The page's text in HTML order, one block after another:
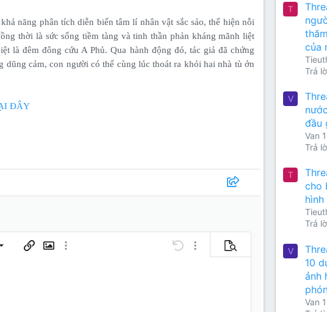
năng phân tích diễn biến tâm lí nhân vật sắc sảo, thể hiện nỗi
thời là sức sống tiềm tàng và tinh thần phản kháng mãnh liệt
là đêm đông cứu A Phủ. Qua hành động đó, tác giả đã chứng
cảm, con người có thể cùng lúc thoát ra khỏi hai nhà tù ớn
ĐÂY
có thứ tự
format
Chèn liên kết
Chèn hình ảnh
Thêm tùy chọn… Undo Thêm tùy chọn…
Xem trước
T
của
Trả
V
đầu
Van
Trả
T
cho
Trả
V
10
ảnh
Van